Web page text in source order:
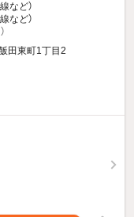
など）
など）
田東町1丁目2